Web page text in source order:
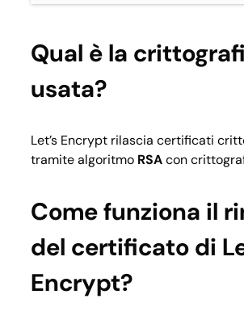
Qual è la
usata?
Let’s Encrypt rilascia certificati
tramite algoritmo RSAcon
Come funziona il
del certificato di
Encrypt?